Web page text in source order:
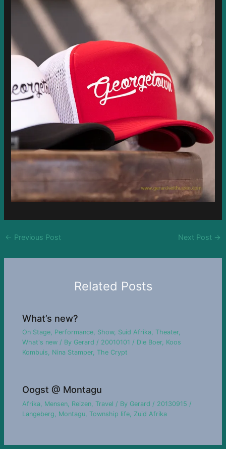
← Previous Post Next Post →
Related Posts
What’s new?
On Stage, Performance, Show, Suid Afrika,Theater,
What's new / By Gerard / 20010101 / Die Boer, Koos
Kombuis, Nina Stamper,The Crypt
Oogst @ Montagu
Afrika Mensen Reizen ,Travel / By Gerard / 20130915 /
Langeberg
Montagu ,Township life Zuid Afrika